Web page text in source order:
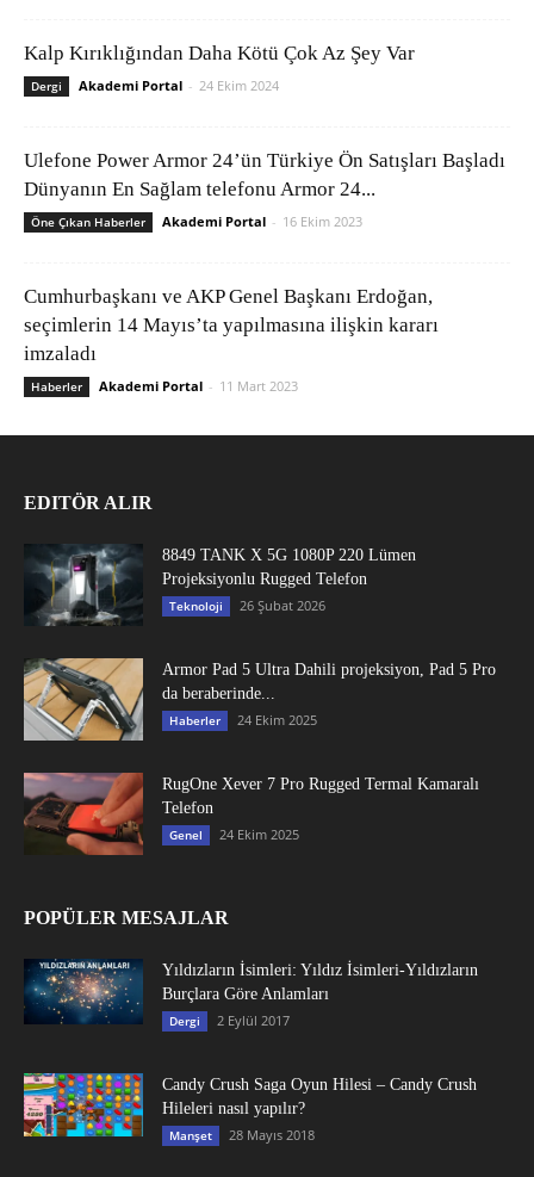
Kalp Kırıklığından Daha Kötü Çok Az Şey Var
Dergi Akademi Portal - 24 Ekim 2024
Ulefone Power Armor 24’ün Türkiye Ön Satışları Başladı
Dünyanın En Sağlam telefonu Armor 24...
Öne Çıkan Haberler Akademi Portal - 16 Ekim 2023
Cumhurbaşkanı ve AKP Genel Başkanı Erdoğan,
seçimlerin 14 Mayıs’ta yapılmasına ilişkin kararı
imzaladı
Haberler Akademi Portal - 11 Mart 2023
EDITÖR ALIR
8849 TANK X 5G 1080P 220 Lümen
Projeksiyonlu Rugged Telefon
Teknoloji 26 Şubat 2026
Armor Pad 5 Ultra Dahili projeksiyon, Pad 5 Pro
da beraberinde...
Haberler 24 Ekim 2025
RugOne Xever 7 Pro Rugged Termal Kamaralı
Telefon
Genel 24 Ekim 2025
POPÜLER MESAJLAR
Yıldızların İsimleri: Yıldız İsimleri-Yıldızların
Burçlara Göre Anlamları
Dergi 2 Eylül 2017
Candy Crush Saga Oyun Hilesi – Candy Crush
Hileleri nasıl yapılır?
Manşet 28 Mayıs 2018